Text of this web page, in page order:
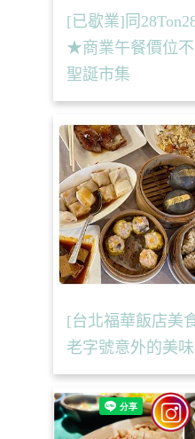
[已歇業]同
★商業午餐價位
聖誕市集
[台北福華飯店美
老字號意外的美